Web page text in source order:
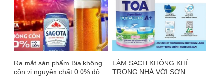
Ra mắt sản phẩm Bia không
cồn vị nguyên chất 0.0% độ
LÀM SẠCH KHÔNG KHÍ
TRONG NHÀ VỚI SƠN